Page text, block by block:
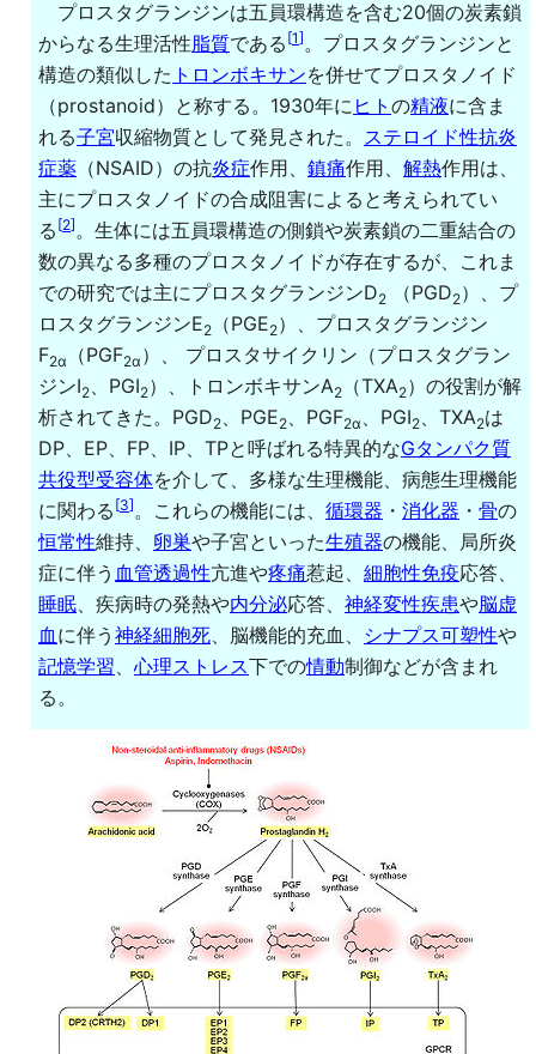
プロスタグランジンは五員環構造を含む20個の炭素鎖
からなる生理活性脂質である [1]。プロスタグランジンと
構造の類似した トロンボキサンを併せてプロスタノイド
（prostanoid）と称する。1930年に ヒト の精液に含ま
れる子宮収縮物質として発見された。 ステロイド性抗炎
症薬 （NSAID）の抗炎症作用、 鎮痛作用、 解熱作用は、
主にプロスタノイドの合成阻害によると考えられてい
る [2]。生体には五員環構造の側鎖や炭素鎖の二重結合の
数の異なる多種のプロスタノイドが存在するが、これま
での研究では主にプロスタグランジンD2 （PGD2）、プ
ロスタグランジンE2 （PGE2）、プロスタグランジン
F2α （PGF2α ）、 プロスタサイクリン（プロスタグラン
ジンI2、PGI2）、トロンボキサンA2 （TXA2）の役割が解
析されてきた。PGD2、PGE2、PGF2α 、PGI2、TXA2は
DP、EP、FP、IP、TPと呼ばれる特異的なGタンパク質
共役型受容体を介して、多様な生理機能、病態生理機能
に関わる [3]。これらの機能には、 循環器 ・ 消化器 ・ 骨の
恒常性維持、 卵巣や子宮といった生殖器の機能、局所炎
症に伴う 血管透過性亢進や疼痛惹起、 細胞性免疫応答、
睡眠、疾病時の発熱や内分泌応答、 神経変性疾患や脳虚
血 に伴う 神経細胞死、脳機能的充血、 シナプス可塑性や
記憶学習、 心理ストレス下での情動制御などが含まれ
る。